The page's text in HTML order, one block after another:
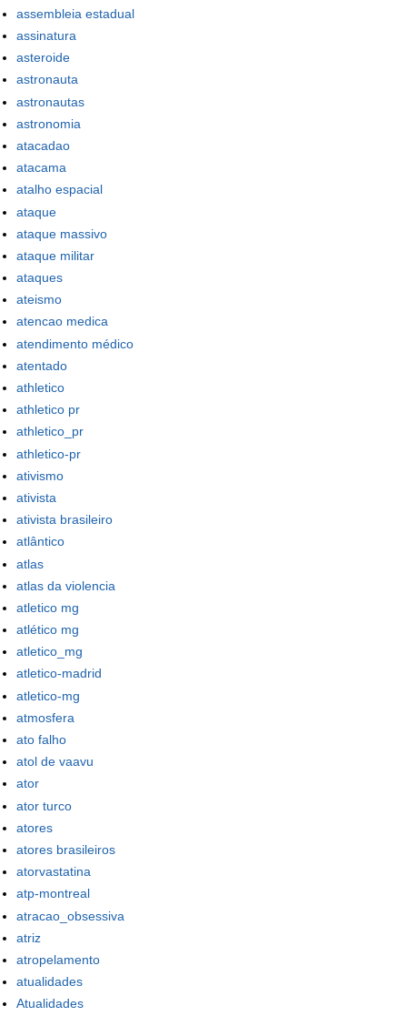
assembleia estadual
assinatura
asteroide
astronauta
astronautas
astronomia
atacadao
atacama
atalho espacial
ataque
ataque massivo
ataque militar
ataques
ateismo
atencao medica
atendimento médico
atentado
athletico
athletico pr
athletico_pr
athletico-pr
ativismo
ativista
ativista brasileiro
atlântico
atlas
atlas da violencia
atletico mg
atlético mg
atletico_mg
atletico-madrid
atletico-mg
atmosfera
ato falho
atol de vaavu
ator
ator turco
atores
atores brasileiros
atorvastatina
atp-montreal
atracao_obsessiva
atriz
atropelamento
atualidades
Atualidades